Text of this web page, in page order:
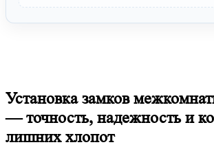
Установка замков
— точность, надежность и
лишних хлопот